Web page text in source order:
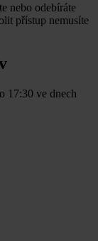
nebo odebíráte
přístup nemusíte
17:30 ve dnech